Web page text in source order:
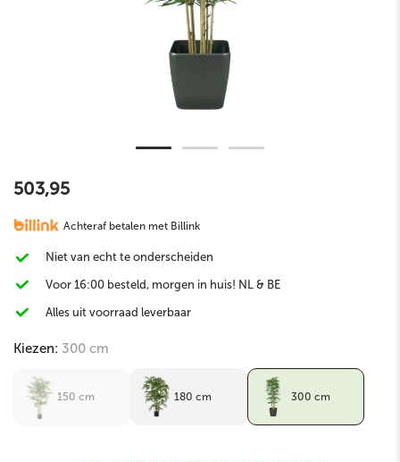
503,95
Achteraf betalen met Billink
Niet van echt te onderscheiden
Voor 16:00 besteld, morgen in huis! NL & BE
Alles uit voorraad leverbaar
Kiezen: 300 cm
150 cm 180 cm 300 cm